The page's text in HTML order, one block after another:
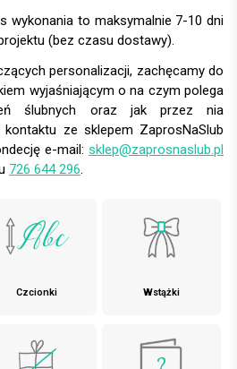
wykonania to maksymalnie 7-10 dni
(bez czasu dostawy).
personalizacji, zachęcamy do
wyjaśniającym o na czym polega
ślubnych oraz jak przez nia
ze sklepem ZaprosNaSlub
e-mail: sklep@zaprosnaslub.pl
726 644 296
Czcionki Wstążki